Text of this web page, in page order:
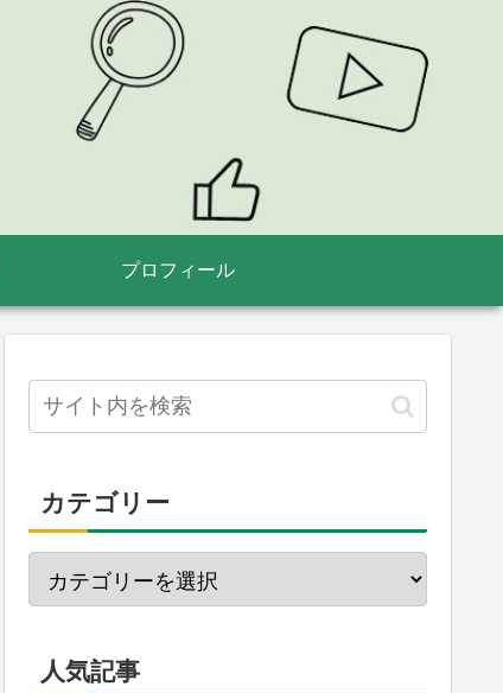
プロフィール
カテゴリー
人気記事